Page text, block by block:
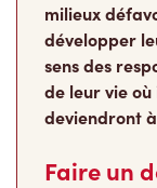
milieux
développer
sens des
de leur vie où
deviendront
Faire un